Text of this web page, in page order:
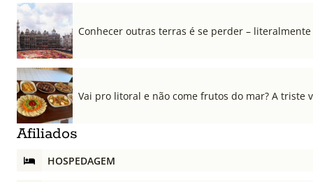
Conhecer outras terras é se perder – literalmente
Vai pro litoral e não come frutos do mar? A triste
Afiliados
HOSPEDAGEM